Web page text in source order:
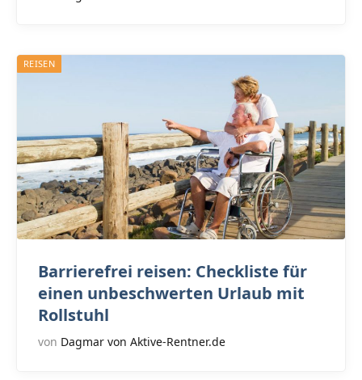
REISEN
Barrierefrei reisen: Checkliste für
einen unbeschwerten Urlaub mit
Rollstuhl
von Dagmar von Aktive-Rentner.de